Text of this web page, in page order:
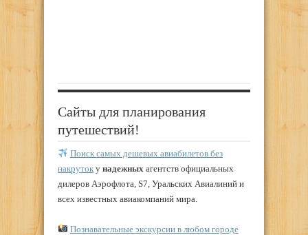
Сайты для планирования
путешествий!
Поиск самых дешевых авиабилетов без
накруток у надежных агентств официальных
дилеров Аэрофлота, S7, Уральских Авиалиний и
всех известных авиакомпаний мира.
Познавательные экскурсии в любом городе